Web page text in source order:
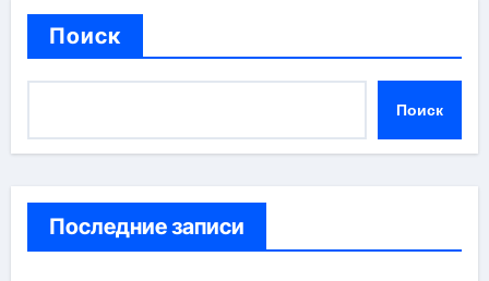
Поиск
Поиск
Последние записи